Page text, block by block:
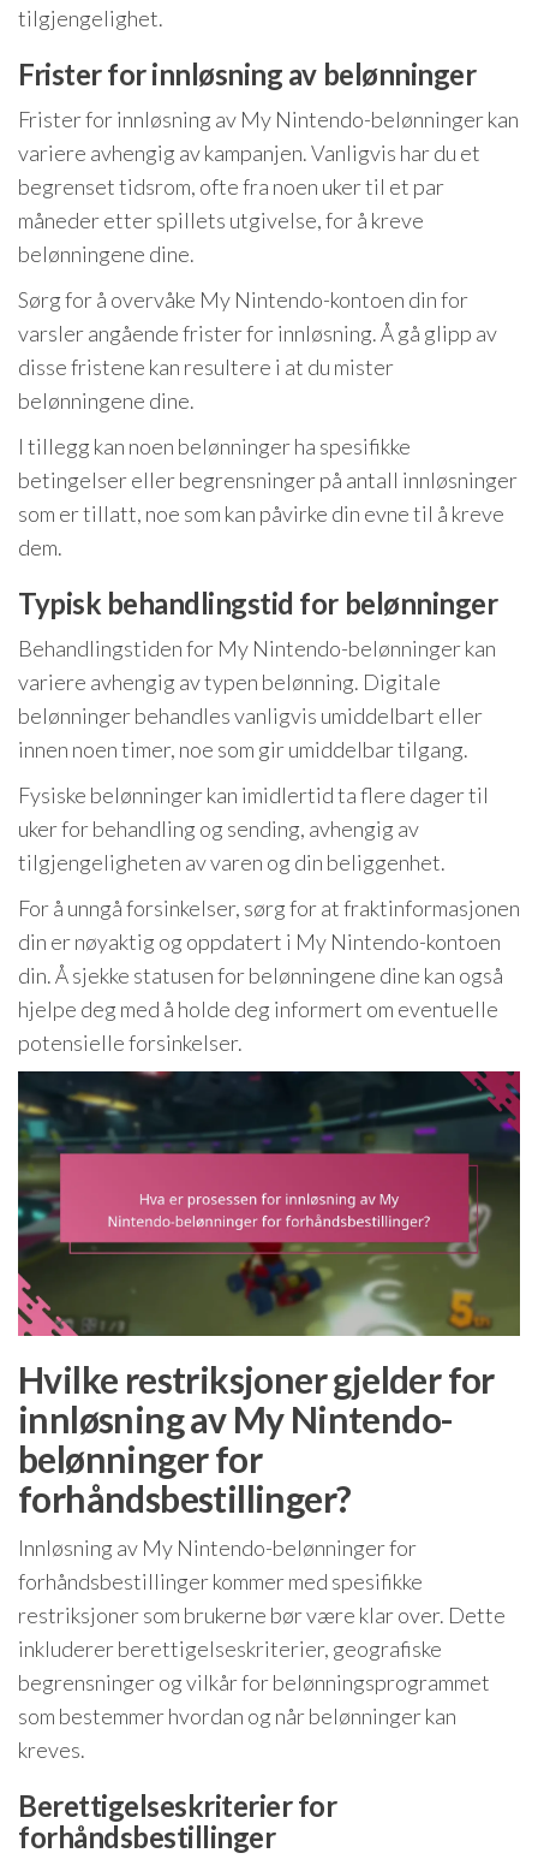
tilgjengelighet.
Frister for innløsning av belønninger
Frister for innløsning av My Nintendo-belønninger kan
variere avhengig av kampanjen. Vanligvis har du et
begrenset tidsrom, ofte fra noen uker til et par
måneder etter spillets utgivelse, for å kreve
belønningene dine.
Sørg for å overvåke My Nintendo-kontoen din for
varsler angående frister for innløsning. Å gå glipp av
disse fristene kan resultere i at du mister
belønningene dine.
I tillegg kan noen belønninger ha spesifikke
betingelser eller begrensninger på antall innløsninger
som er tillatt, noe som kan påvirke din evne til å kreve
dem.
Typisk behandlingstid for belønninger
Behandlingstiden for My Nintendo-belønninger kan
variere avhengig av typen belønning. Digitale
belønninger behandles vanligvis umiddelbart eller
innen noen timer, noe som gir umiddelbar tilgang.
Fysiske belønninger kan imidlertid ta flere dager til
uker for behandling og sending, avhengig av
tilgjengeligheten av varen og din beliggenhet.
For å unngå forsinkelser, sørg for at fraktinformasjonen
din er nøyaktig og oppdatert i My Nintendo-kontoen
din. Å sjekke statusen for belønningene dine kan også
hjelpe deg med å holde deg informert om eventuelle
potensielle forsinkelser.
Hvilke restriksjoner gjelder for
innløsning av My Nintendo-
belønninger for
forhåndsbestillinger?
Innløsning av My Nintendo-belønninger for
forhåndsbestillinger kommer med spesifikke
restriksjoner som brukerne bør være klar over. Dette
inkluderer berettigelseskriterier, geografiske
begrensninger og vilkår for belønningsprogrammet
som bestemmer hvordan og når belønninger kan
kreves.
Berettigelseskriterier for
forhåndsbestillinger